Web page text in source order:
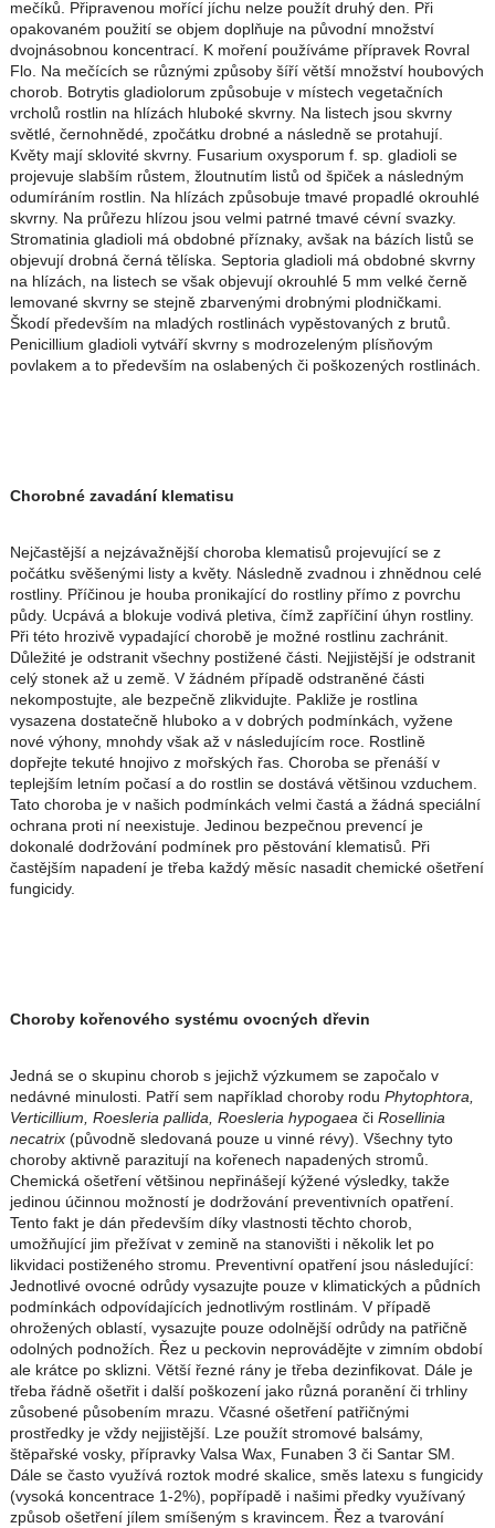
mečíků. Připravenou mořící jíchu nelze použít druhý den. Při
opakovaném použití se objem doplňuje na původní množství
dvojnásobnou koncentrací. K moření používáme přípravek Rovral
Flo. Na mečících se různými způsoby šíří větší množství houbových
chorob. Botrytis gladiolorum způsobuje v místech vegetačních
vrcholů rostlin na hlízách hluboké skvrny. Na listech jsou skvrny
světlé, černohnědé, zpočátku drobné a následně se protahují.
Květy mají sklovité skvrny. Fusarium oxysporum f. sp. gladioli se
projevuje slabším růstem, žloutnutím listů od špiček a následným
odumíráním rostlin. Na hlízách způsobuje tmavé propadlé okrouhlé
skvrny. Na průřezu hlízou jsou velmi patrné tmavé cévní svazky.
Stromatinia gladioli má obdobné příznaky, avšak na bázích listů se
objevují drobná černá tělíska. Septoria gladioli má obdobné skvrny
na hlízách, na listech se však objevují okrouhlé 5 mm velké černě
lemované skvrny se stejně zbarvenými drobnými plodničkami.
Škodí především na mladých rostlinách vypěstovaných z brutů.
Penicillium gladioli vytváří skvrny s modrozeleným plísňovým
povlakem a to především na oslabených či poškozených rostlinách.
Chorobné zavadání klematisu
Nejčastější a nejzávažnější choroba klematisů projevující se z
počátku svěšenými listy a květy. Následně zvadnou i zhnědnou celé
rostliny. Příčinou je houba pronikající do rostliny přímo z povrchu
půdy. Ucpává a blokuje vodivá pletiva, čímž zapříčiní úhyn rostliny.
Při této hrozivě vypadající chorobě je možné rostlinu zachránit.
Důležité je odstranit všechny postižené části. Nejjistější je odstranit
celý stonek až u země. V žádném případě odstraněné části
nekompostujte, ale bezpečně zlikvidujte. Pakliže je rostlina
vysazena dostatečně hluboko a v dobrých podmínkách, vyžene
nové výhony, mnohdy však až v následujícím roce. Rostlině
dopřejte tekuté hnojivo z mořských řas. Choroba se přenáší v
teplejším letním počasí a do rostlin se dostává většinou vzduchem.
Tato choroba je v našich podmínkách velmi častá a žádná speciální
ochrana proti ní neexistuje. Jedinou bezpečnou prevencí je
dokonalé dodržování podmínek pro pěstování klematisů. Při
častějším napadení je třeba každý měsíc nasadit chemické ošetření
fungicidy.
Choroby kořenového systému ovocných dřevin
Jedná se o skupinu chorob s jejichž výzkumem se započalo v
nedávné minulosti. Patří sem například choroby rodu Phytophtora,
Verticillium, Roesleria pallida, Roesleria hypogaeači Rosellinia
necatrix(původně sledovaná pouze u vinné révy). Všechny tyto
choroby aktivně parazitují na kořenech napadených stromů.
Chemická ošetření většinou nepřinášejí kýžené výsledky, takže
jedinou účinnou možností je dodržování preventivních opatření.
Tento fakt je dán především díky vlastnosti těchto chorob,
umožňující jim přežívat v zemině na stanovišti i několik let po
likvidaci postiženého stromu. Preventivní opatření jsou následující:
Jednotlivé ovocné odrůdy vysazujte pouze v klimatických a půdních
podmínkách odpovídajících jednotlivým rostlinám. V případě
ohrožených oblastí, vysazujte pouze odolnější odrůdy na patřičně
odolných podnožích. Řez u peckovin neprovádějte v zimním období
ale krátce po sklizni. Větší řezné rány je třeba dezinfikovat. Dále je
třeba řádně ošetřit i další poškození jako různá poranění či trhliny
zůsobené působením mrazu. Včasné ošetření patřičnými
prostředky je vždy nejjistější. Lze použít stromové balsámy,
štěpařské vosky, přípravky Valsa Wax, Funaben 3 či Santar SM.
Dále se často využívá roztok modré skalice, směs latexu s fungicidy
(vysoká koncentrace 1-2%), popřípadě i našimi předky využívaný
způsob ošetření jílem smíšeným s kravincem. Řez a tvarování